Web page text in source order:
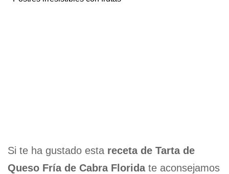
Si te ha gustado esta receta de Tarta de
Queso Fría de Cabra Floridate aconsejamos